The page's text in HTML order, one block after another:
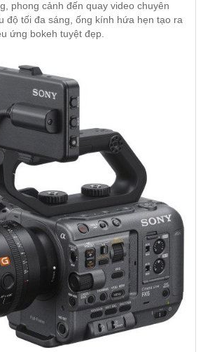
phong cảnh đến quay video chuyên
độ tối đa sáng, ống kính hứa hẹn tạo ra
ứng bokeh tuyệt đẹp.